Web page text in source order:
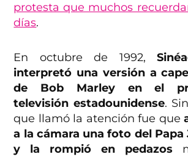
protesta que muchos
días.
En octubre de 1992,
interpretó una versión a
de Bob Marley en el
televisión estadounidense.
que llamó la atención fue que
a la cámara una foto del Papa
y la rompió en pedazos